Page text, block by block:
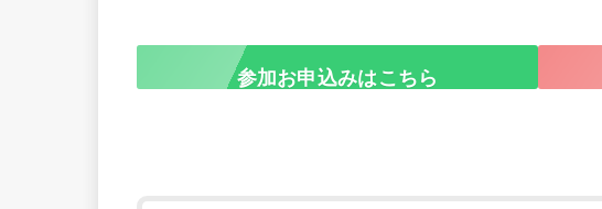
参加お申込みはこちら